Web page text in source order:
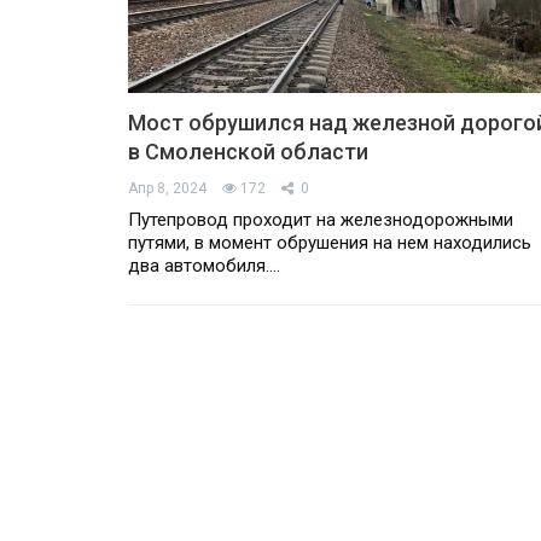
Мост обрушился над железной
в Смоленской области
Апр 8, 2024 172 0
Путепровод проходит на железнодорожными
путями, в момент обрушения на нем находились
два автомобиля.…